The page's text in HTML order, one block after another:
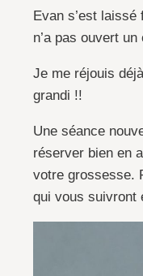
Evan s’est
n’a pas ouvert
Je me réjouis
grandi !!
Une séance
réserver bien en
votre grossesse.
qui vous suivront